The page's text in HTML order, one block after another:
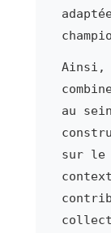
Ainsi,
au
sur le